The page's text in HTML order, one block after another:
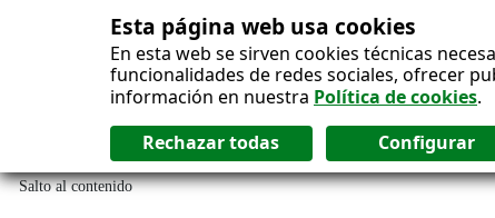
Esta página web usa cookies
En esta web se sirven cookies técnicas
funcionalidades de redes sociales, ofrecer
información en nuestra Política de cookies.
Salto al contenido